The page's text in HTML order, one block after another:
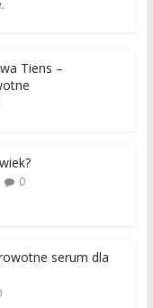
Tiens –
0
serum dla